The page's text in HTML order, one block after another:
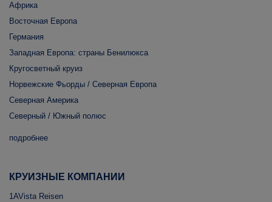
Африка
Восточная Европа
Германия
Западная Европа: страны Бенилюкса
Кругосветный круиз
Норвежские Фьорды / Северная Европа
Северная Америка
Северный / Южный полюс
подробнее
КРУИЗНЫЕ КОМПАНИИ
1AVista Reisen